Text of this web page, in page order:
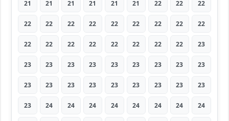
21 21 21 21 21 21 22 22 22
22 22 22 22 22 22 22 22 22
22 22 22 22 22 22 22 22 23
23 23 23 23 23 23 23 23 23
23 23 23 23 23 23 23 23 23
23 24 24 24 24 24 24 24 24